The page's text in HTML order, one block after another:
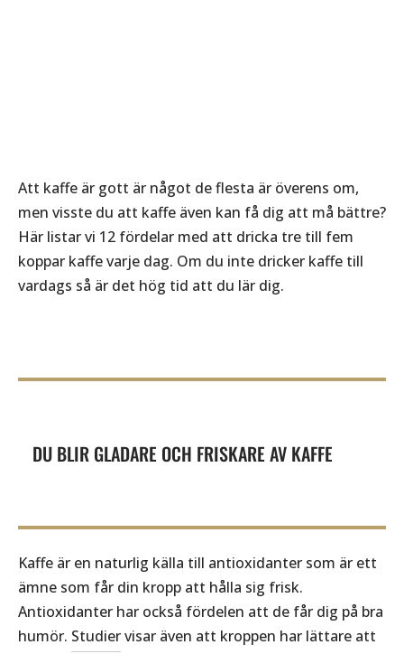
Att kaffe är gott är något de flesta är överens om,
men visste du att kaffe även kan få dig att må bättre?
Här listar vi 12 fördelar med att dricka tre till fem
koppar kaffe varje dag. Om du inte dricker kaffe till
vardags så är det hög tid att du lär dig.
DU BLIR GLADARE OCH FRISKARE AV KAFFE
Kaffe är en naturlig källa till antioxidanter som är ett
ämne som får din kropp att hålla sig frisk.
Antioxidanter har också fördelen att de får dig på bra
humör. Studiervisar även att kroppen har lättare att